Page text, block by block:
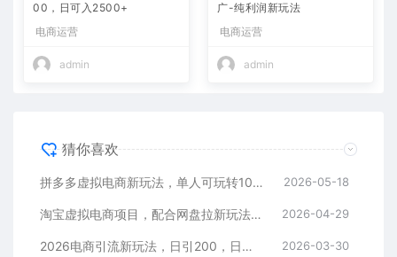
00，日可入2500+
电商运营
admin
广-纯利润新玩法
电商运营
admin
猜你喜欢
拼多多虚拟电商新玩法，单人可玩转10家店，零成本、成交快、转化快，单店单日可盈利300+ 2026-05-18
淘宝虚拟电商项目，配合网盘拉新玩法，新手小白轻松月入过万，外面收费1980的项目！ 2026-04-29
2026电商引流新玩法，日引200，日可入2500+ 2026-03-30